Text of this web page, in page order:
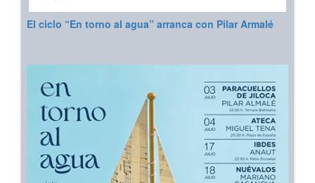
El ciclo “En torno al agua” arranca con Pilar Armalé